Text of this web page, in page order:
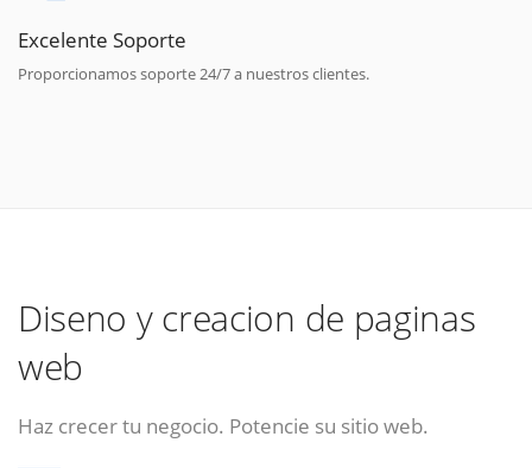
Excelente Soporte
Proporcionamos soporte 24/7 a nuestros clientes.
Diseno y creacion de paginas
web
Haz crecer tu negocio. Potencie su sitio web.